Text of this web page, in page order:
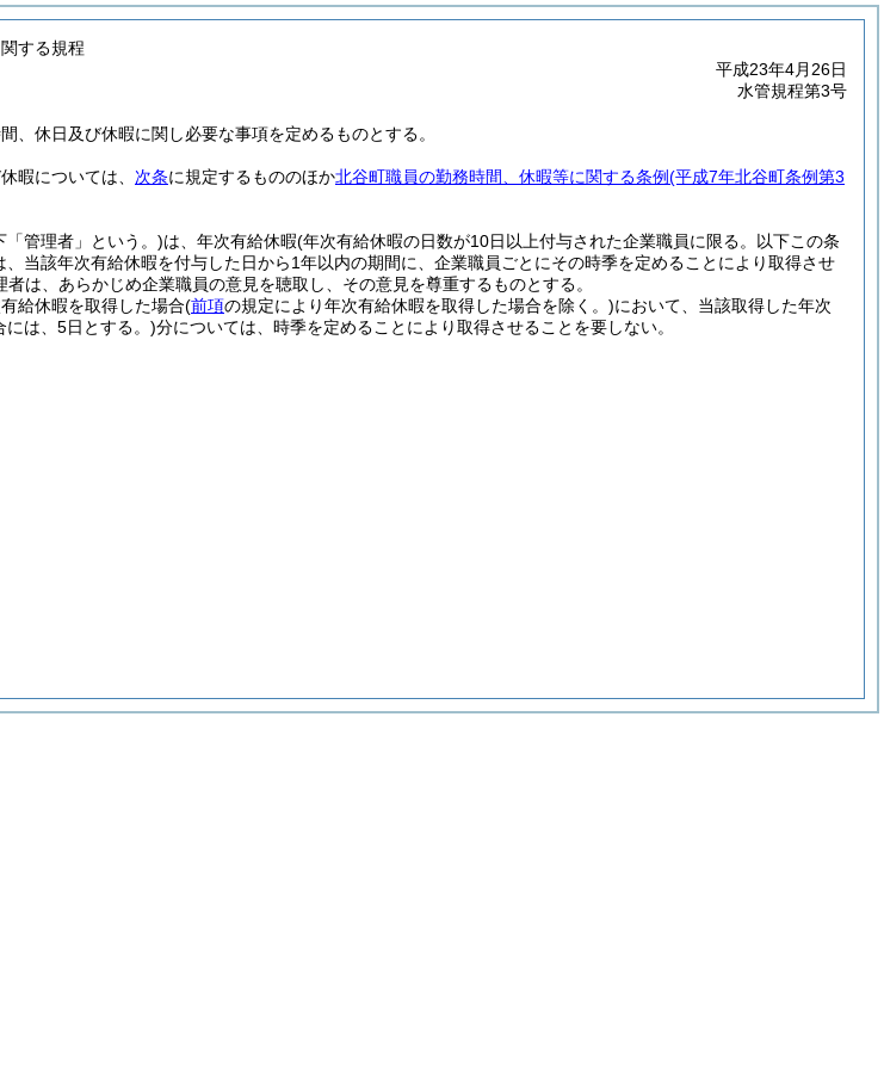
する規程
平成23年4月26日
水管規程第3号
、休日及び休暇に関し必要な事項を定めるものとする。
暇については、 次条に規定するもののほか北谷町職員の勤務時間、休暇等に関する条例(平成7年北谷町条例第3
「管理者」という。)は、年次有給休暇(年次有給休暇の日数が10日以上付与された企業職員に限る。以下この条
当該年次有給休暇を付与した日から1年以内の期間に、企業職員ごとにその時季を定めることにより取得させ
者は、あらかじめ企業職員の意見を聴取し、その意見を尊重するものとする。
給休暇を取得した場合(前項の規定により年次有給休暇を取得した場合を除く。)において、当該取得した年次
には、5日とする。)分については、時季を定めることにより取得させることを要しない。